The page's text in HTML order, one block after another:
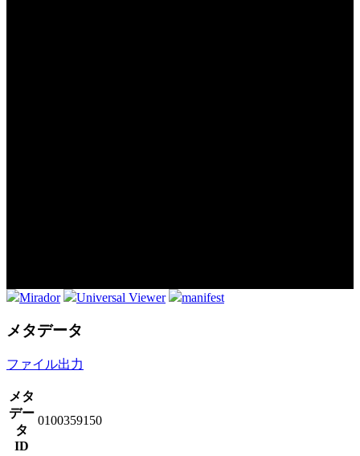
Mirador Universal Viewer manifest
メタデータ
ファイル出力
メタ
デー
タ
ID
0100359150